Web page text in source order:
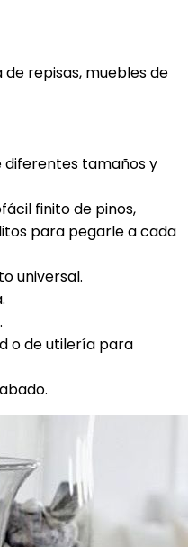
repisas, muebles de
tamaños y
finito de pinos,
para pegarle a cada
universal.
o de utilería para